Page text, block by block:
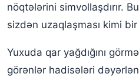
Yuxuda qar çovğunu (qar
nöqtələrini simvollaşdırır.
sizdən uzaqlaşması kimi
Yuxuda qar yağdığını
görənlər hadisələri